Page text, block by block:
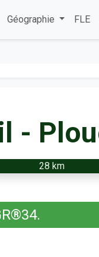
Géographie FLE
-
28 km